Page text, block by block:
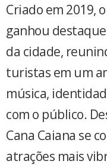
Criado em 2019,
ganhou
da cidade,
turistas em um
música,
com o público.
Cana Caiana se
atrações mais